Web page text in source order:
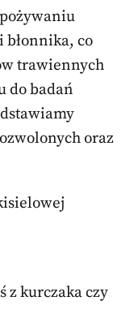
błonnika, co
trawiennych
do badań
oraz
z kurczaka czy